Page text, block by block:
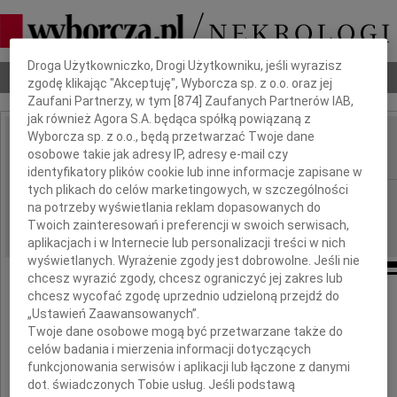
Nekrologi Odeszli Poradnik pogrzebowy
IMIĘ I NAZWISKO: Zofia Dziubińska
REGION: Warszawa
DATA EMISJI: 13.06.2009
14 czerwca 2009 roku
mija pierwsza rocznica śmierci
naszej Mamy i Babci
Dbamy o Twoją prywatność
Droga Użytkowniczko, Drogi Użytkowniku, jeśli wyrazisz
zgodę klikając "Akceptuję", Wyborcza sp. z o.o. oraz jej
Zaufani Partnerzy, w tym [874 ] Zaufanych Partnerów IAB,
jak również Agora S.A. będąca spółką powiązaną z
Wyborcza sp. z o.o., będą przetwarzać Twoje dane
osobowe takie jak adresy IP, adresy e-mail czy
identyfikatory plików cookie lub inne informacje zapisane w
tych plikach do celów marketingowych, w szczególności
na potrzeby wyświetlania reklam dopasowanych do
Twoich zainteresowań i preferencji w swoich serwisach,
aplikacjach i w Internecie lub personalizacji treści w nich
wyświetlanych. Wyrażenie zgody jest dobrowolne. Jeśli nie
chcesz wyrazić zgody, chcesz ograniczyć jej zakres lub
chcesz wycofać zgodę uprzednio udzieloną przejdź do
„Ustawień Zaawansowanych”.
Twoje dane osobowe mogą być przetwarzane także do
celów badania i mierzenia informacji dotyczących
funkcjonowania serwisów i aplikacji lub łączone z danymi
dot. świadczonych Tobie usług. Jeśli podstawą